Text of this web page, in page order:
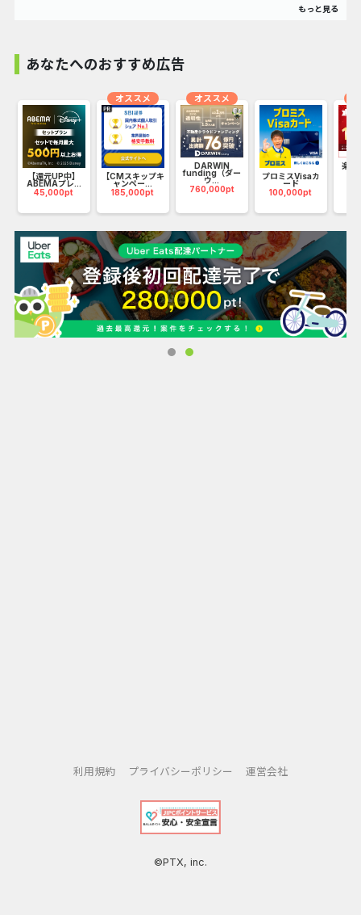
あなたへのおすすめ広告
【還元UP中】
ABEMAプレ...
45,000pt
【CMスキップキ
ャンペー...
185,000pt
オススメ
DARWIN
funding（ダー
ウ...
760,000pt
オススメ
プロミスVisaカ
ード
100,000pt
楽天
利用規約 プライバシーポリシー 運営会社
©PTX, inc.